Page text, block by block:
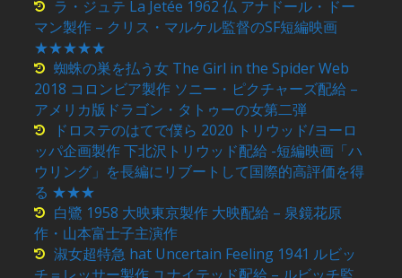
ラ・ジュテ La Jetée 1962 仏 アナドール・ドー
マン製作 – クリス・マルケル監督のSF短編映画
★★★★★
蜘蛛の巣を払う女 The Girl in the Spider Web
2018 コロンビア製作 ソニー・ピクチャーズ配給 –
アメリカ版ドラゴン・タトゥーの女第二弾
ドロステのはてで僕ら 2020 トリウッド/ヨーロ
ッパ企画製作 下北沢トリウッド配給 -短編映画「ハ
ウリング」を長編にリブートして国際的高評価を得
る ★★★
白鷺 1958 大映東京製作 大映配給 – 泉鏡花原
作・山本富士子主演作
淑女超特急 hat Uncertain Feeling 1941 ルビッ